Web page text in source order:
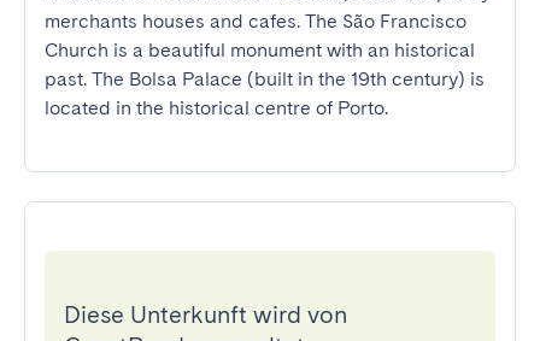
merchants houses and cafes. The São Francisco
Church is a beautiful monument with an historical
past. The Bolsa Palace (built in the 19th century) is
located in the historical centre of Porto.
Diese Unterkunft wird von